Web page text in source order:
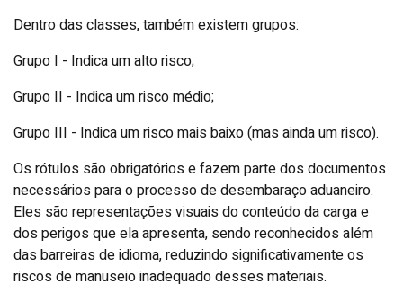
Dentro das classes, também existem grupos:
Grupo I - Indica um alto risco;
Grupo II - Indica um risco médio;
Grupo III - Indica um risco mais baixo (mas ainda um risco).
Os rótulos são obrigatórios e fazem parte dos documentos
necessários para o processo de desembaraço aduaneiro.
Eles são representações visuais do conteúdo da carga e
dos perigos que ela apresenta, sendo reconhecidos além
das barreiras de idioma, reduzindo significativamente os
riscos de manuseio inadequado desses materiais.